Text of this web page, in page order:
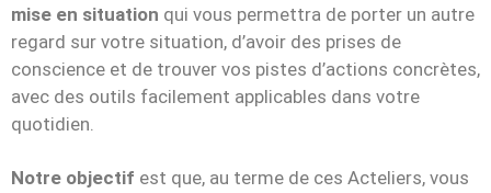
mise en situation qui vous permettra de porter un autre
regard sur votre situation, d’avoir des prises de
conscience et de trouver vos pistes d’actions concrètes,
avec des outils facilement applicables dans votre
quotidien.
Notre objectif est que, au terme de ces Acteliers, vous